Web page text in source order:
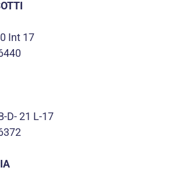
Int 17
D- 21 L-17